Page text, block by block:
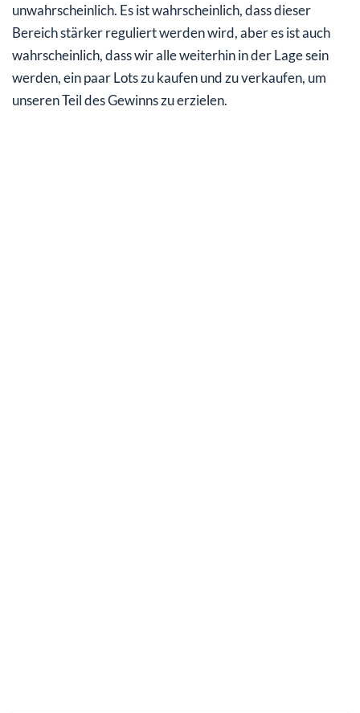
unwahrscheinlich. Es ist wahrscheinlich, dass dieser
Bereich stärker reguliert werden wird, aber es ist auch
wahrscheinlich, dass wir alle weiterhin in der Lage sein
werden, ein paar Lots zu kaufen und zu verkaufen, um
unseren Teil des Gewinns zu erzielen.